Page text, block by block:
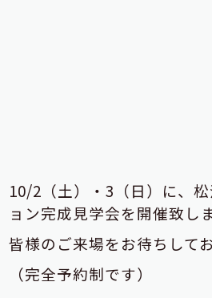
10/2（土）・3（日）に、
ョン完成見学会を開催致しま
皆様のご来場をお待ちしてお
（完全予約制です）